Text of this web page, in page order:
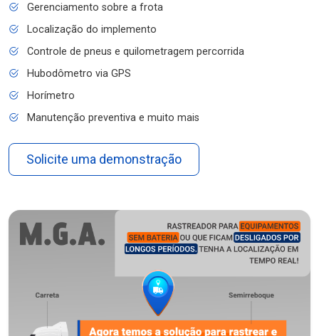
Gerenciamento sobre a frota
Localização do implemento
Controle de pneus e quilometragem percorrida
Hubodômetro via GPS
Horímetro
Manutenção preventiva e muito mais
Solicite uma demonstração